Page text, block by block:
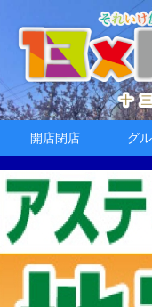
開店閉店 グ